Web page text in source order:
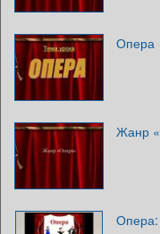
Опера
Жанр
Опера: